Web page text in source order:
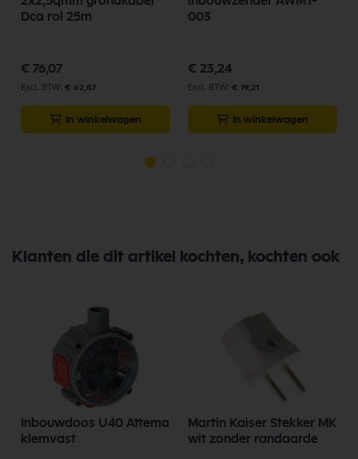
Dca rol 25m
€ 76,07
€ 62,87
In winkelwagen
003
€ 23,24
€ 19,21
In winkelwagen
Klanten die dit artikel kochten, kochten ook
Inbouwdoos U40 Attema
klemvast
Martin Kaiser Stekker MK
wit zonder randaarde